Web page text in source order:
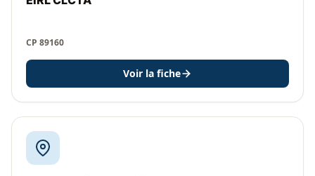
CP 89160
Voir la fiche